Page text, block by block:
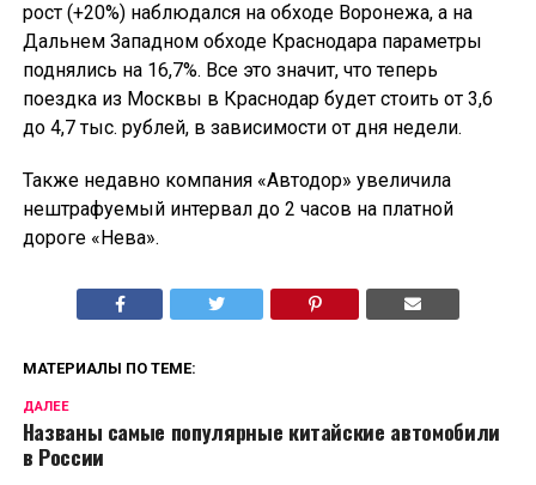
рост (+20%) наблюдался на обходе Воронежа, а на
Дальнем Западном обходе Краснодара параметры
поднялись на 16,7%. Все это значит, что теперь
поездка из Москвы в Краснодар будет стоить от 3,6
до 4,7 тыс. рублей, в зависимости от дня недели.
Также недавно компания «Автодор» увеличила
нештрафуемый интервал до 2 часов на платной
дороге «Нева».
МАТЕРИАЛЫ ПО ТЕМЕ:
ДАЛЕЕ
Названы самые популярные китайские автомобили
в России